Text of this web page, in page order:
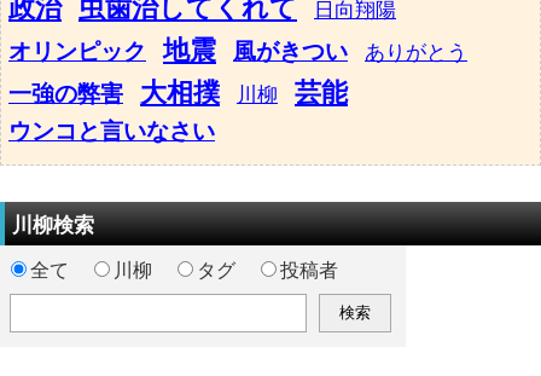
政治 虫歯治してくれて 日向翔陽
オリンピック 地震 風がきつい ありがとう
一強の弊害 大相撲 川柳 芸能
ウンコと言いなさい
川柳検索
全て 川柳 タグ 投稿者